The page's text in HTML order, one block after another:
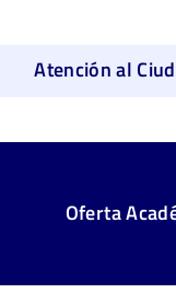
Atención al
Oferta